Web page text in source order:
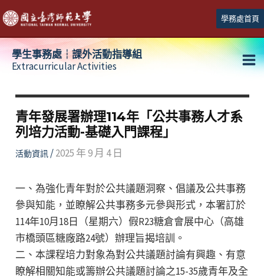
跳
至
主
學務處首頁
學生事務處┆課外活動指導組
Extracurricular Activities
青年發展署辦理114年「公共事務人才系
列培力活動-基礎入門課程」
活動資訊/2025 年 9 月 4 日
一、為強化青年對於公共議題洞察、倡議及公共事務
參與知能，並瞭解公共事務多元參與形式，本署訂於
114年10月18日（星期六）假R23糖倉會展中心（高雄
市橋頭區糖廠路24號）辦理旨揭培訓。
二、本課程培力對象為對公共議題討論有興趣、有意
瞭解相關知能或籌辦公共議題討論之15-35歲青年及全